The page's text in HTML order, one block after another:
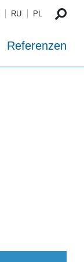
RU PL
Referenzen